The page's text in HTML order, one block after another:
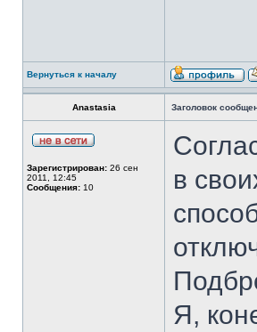
Вернуться к началу
Anastasia Заголовок
Зарегистрирован: 26 сен
2011, 12:45
Сообщения: 10
в
Я,